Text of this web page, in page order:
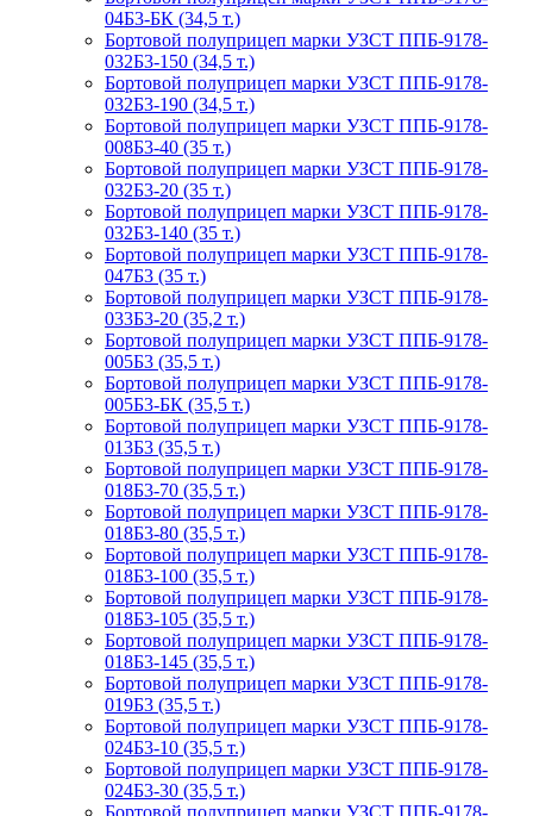
04Б3-БК (34,5 т.)
Бортовой полуприцеп марки УЗСТ ППБ-9178-
032Б3-150 (34,5 т.)
Бортовой полуприцеп марки УЗСТ ППБ-9178-
032Б3-190 (34,5 т.)
Бортовой полуприцеп марки УЗСТ ППБ-9178-
008Б3-40 (35 т.)
Бортовой полуприцеп марки УЗСТ ППБ-9178-
032Б3-20 (35 т.)
Бортовой полуприцеп марки УЗСТ ППБ-9178-
032Б3-140 (35 т.)
Бортовой полуприцеп марки УЗСТ ППБ-9178-
047Б3 (35 т.)
Бортовой полуприцеп марки УЗСТ ППБ-9178-
033Б3-20 (35,2 т.)
Бортовой полуприцеп марки УЗСТ ППБ-9178-
005Б3 (35,5 т.)
Бортовой полуприцеп марки УЗСТ ППБ-9178-
005Б3-БК (35,5 т.)
Бортовой полуприцеп марки УЗСТ ППБ-9178-
013Б3 (35,5 т.)
Бортовой полуприцеп марки УЗСТ ППБ-9178-
018Б3-70 (35,5 т.)
Бортовой полуприцеп марки УЗСТ ППБ-9178-
018Б3-80 (35,5 т.)
Бортовой полуприцеп марки УЗСТ ППБ-9178-
018Б3-100 (35,5 т.)
Бортовой полуприцеп марки УЗСТ ППБ-9178-
018Б3-105 (35,5 т.)
Бортовой полуприцеп марки УЗСТ ППБ-9178-
018Б3-145 (35,5 т.)
Бортовой полуприцеп марки УЗСТ ППБ-9178-
019Б3 (35,5 т.)
Бортовой полуприцеп марки УЗСТ ППБ-9178-
024Б3-10 (35,5 т.)
Бортовой полуприцеп марки УЗСТ ППБ-9178-
024Б3-30 (35,5 т.)
Бортовой полуприцеп марки УЗСТ ППБ-9178-